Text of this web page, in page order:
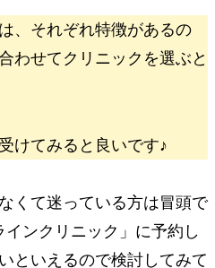
、それぞれ特徴があるの
わせてクリニックを選ぶと
けてみると良いです♪
くて迷っている方は冒頭で
ンクリニック」に予約し
といえるので検討してみて